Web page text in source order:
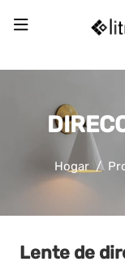
Hogar
Lente de